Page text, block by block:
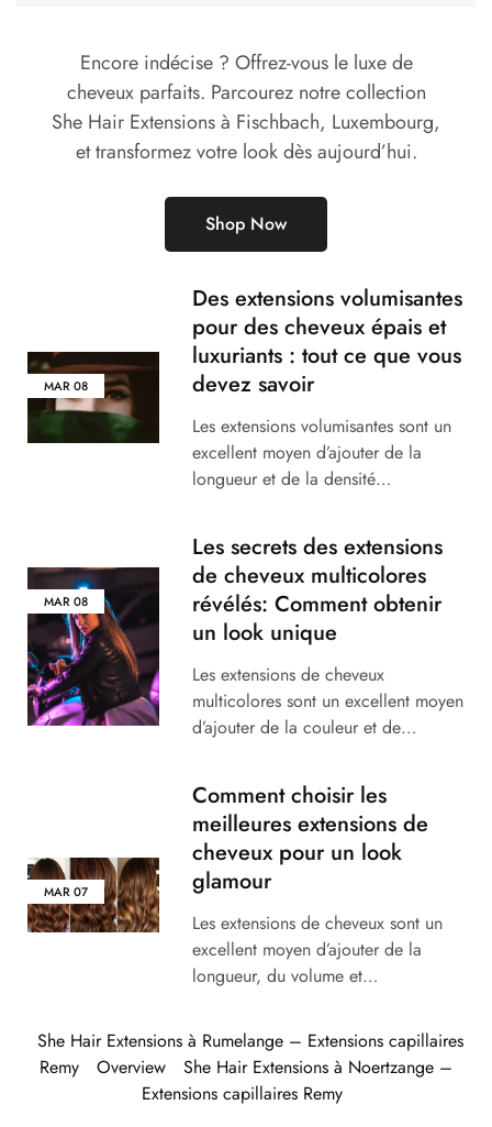
Encore indécise ? Offrez-vous le luxe de
cheveux parfaits. Parcourez notre collection
She Hair Extensions à Fischbach, Luxembourg,
et transformez votre look dès aujourd’hui.
Shop Now
MAR08
Des extensions volumisantes
pour des cheveux épais et
luxuriants : tout ce que vous
devez savoir
Les extensions volumisantes sont un
excellent moyen d’ajouter de la
longueur et de la densité…
MAR08
Les secrets des extensions
de cheveux multicolores
révélés: Comment obtenir
un look unique
Les extensions de cheveux
multicolores sont un excellent moyen
d’ajouter de la couleur et de…
MAR07
Comment choisir les
meilleures extensions de
cheveux pour un look
glamour
Les extensions de cheveux sont un
excellent moyen d’ajouter de la
longueur, du volume et…
She Hair Extensions à Rumelange – Extensions capillaires
Remy
Overview
She Hair Extensions à Noertzange –
Extensions capillaires Remy